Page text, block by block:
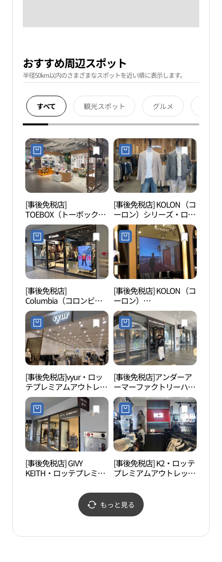
おすすめ周辺スポット
半径50km以内のさまざまなスポットを近い順に表示します。
すべて 観光スポット グルメ
[事後免税店]
TOEBOX（トーボック
ス）コリア・ロッテプレ
ミアムアウトレットトン
ブサン（東釜山）店(토
박스 롯데프리미엄아울
렛 동부산점)
[事後免税店] KOLON（コ
ーロン）シリーズ・ロッ
テプレミアムアウトレッ
トトンブサン（東釜山）
店(시리즈 롯데프리미엄
아울렛 동부산점)
[事後免税店]
Columbia（コロンビ
ア）・ロッテプレミアム
アウトレットトンブサン
（東釜山）店(컬럼비아
롯데프리미엄아울렛 동
부산점)
[事後免税店] KOLON（コ
ーロン）
CAMBRIDGE（ケンブリ
ッジ）・ロッテプレミア
ムアウトレットトンブサ
ン（東釜山）店(캠브리
지 롯데프리미엄아울렛
동부산점)
[事後免税店]vyur・ロッ
テプレミアムアウトレッ
トトンブサン（東釜山）
店(뷰어 롯데프리미엄아
울렛 동부산점)
[事後免税店]アンダーア
ーマーファクトリーハウ
ス・ロッテプレミアムア
ウトレットトンブサン
（東釜山）店(언더아머
팩토리 하우스 롯데프리
미엄아울렛 동부산점)
[事後免税店] GIVY
KEITH・ロッテプレミア
ン（東釜山）店(기비키
이스 롯데프리미엄아울
[事後免税店] K2・ロッテ
プレミアムアウトレット
(K2 롯데프리미엄아울렛
동부산점)
もっと見る